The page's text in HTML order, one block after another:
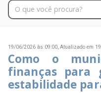
19/06/2026 às 09:00, Atualizado em
Como o
finanças para
estabilidade